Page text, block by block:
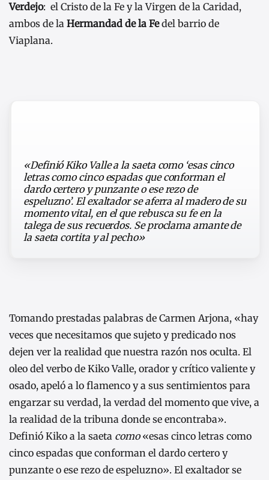
Verdejo: el Cristo de la Fe y la Virgen de la Caridad,
ambos de la Hermandad de la Fedel barrio de
Viaplana.
«Definió Kiko Valle a la saeta como ‘esas cinco
letras como cinco espadas que conforman el
dardo certero y punzante o ese rezo de
espeluzno’. El exaltador se aferra al madero de su
momento vital, en el que rebusca su fe en la
talega de sus recuerdos. Se proclama amante de
la saeta cortita y al pecho»
Tomando prestadas palabras de Carmen Arjona, «hay
veces que necesitamos que sujeto y predicado nos
dejen ver la realidad que nuestra razón nos oculta. El
oleo del verbo de Kiko Valle, orador y crítico valiente y
osado, apeló a lo flamenco y a sus sentimientos para
engarzar su verdad, la verdad del momento que vive, a
la realidad de la tribuna donde se encontraba».
Definió Kiko a la saeta como «esas cinco letras como
cinco espadas que conforman el dardo certero y
punzante o ese rezo de espeluzno». El exaltador se